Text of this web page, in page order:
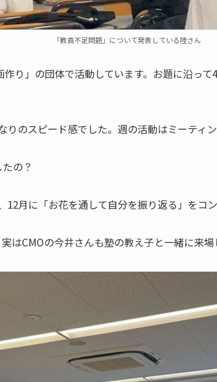
「教員不足問題」について発表している陸さん
り」の団体で活動しています。お題に沿っ
りのスピード感でした。週の活動はミーティ
の？
12月に「お花を通して自分を振り返る」をコ
はCMOの今井さんも塾の教え子と一緒に来